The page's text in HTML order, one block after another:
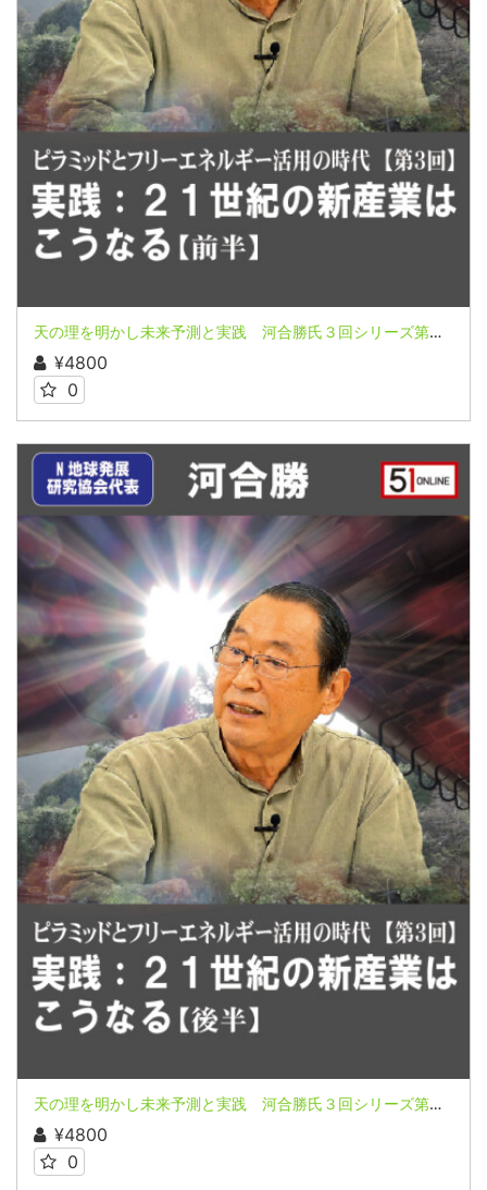
天の理を明かし未来予測と実践 河合勝氏３回シリーズ第３回（前半）
¥4800
0
天の理を明かし未来予測と実践 河合勝氏３回シリーズ第３回（後半）
¥4800
0